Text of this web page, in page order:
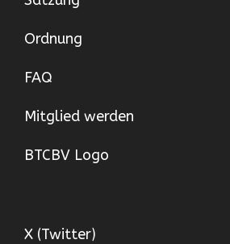
Ordnung
FAQ
Mitglied werden
BTCBV Logo
X (Twitter)